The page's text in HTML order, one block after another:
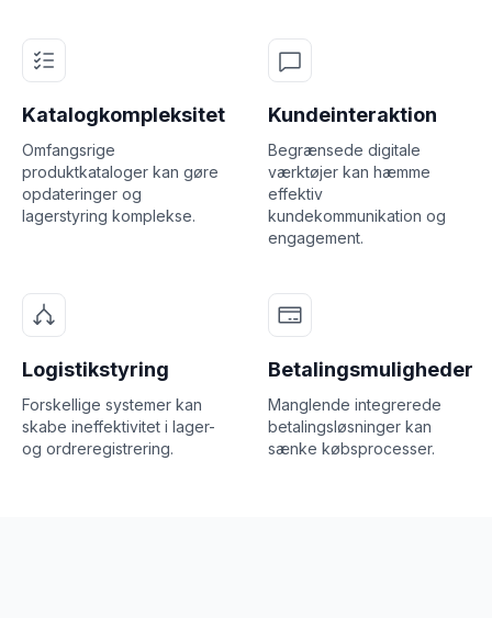
Katalogkompleksitet
Omfangsrige
produktkataloger kan gøre
opdateringer og
lagerstyring komplekse.
Kundeinteraktion
Begrænsede digitale
værktøjer kan hæmme
effektiv
kundekommunikation og
engagement.
Logistikstyring
Forskellige systemer kan
skabe ineffektivitet i lager-
og ordreregistrering.
Betalingsmuligheder
Manglende integrerede
betalingsløsninger kan
sænke købsprocesser.